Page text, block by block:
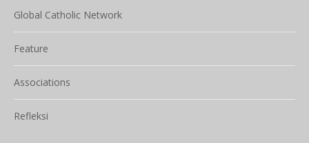
Global Catholic Network
Feature
Associations
Refleksi